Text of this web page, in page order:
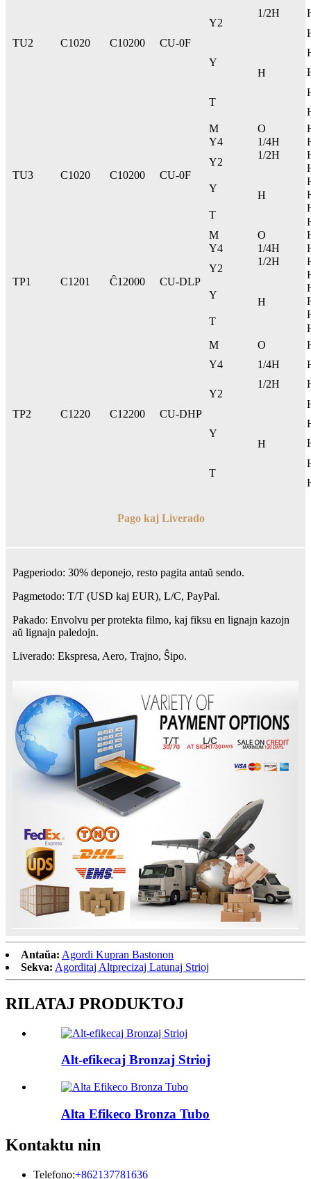
TU2 C1020 C10200 CU-0F
Y2
1/2H
H
Y
T
TU3 C1020 C10200 CU-0F
M O
Y4
1/4H
Y2
1/2H
H
Y
T
TP1 C1201 Ĉ12000 CU-DLP
M O
Y4
1/4H
Y2
1/2H
H
Y
T
TP2 C1220 C12200 CU-DHP
M O
Y4
1/4H
Y2
1/2H
H
Y
T
Pago kaj Liverado
Pagperiodo: 30% deponejo, resto pagita antaŭ sendo.
Pagmetodo: T/T (USD kaj EUR), L/C, PayPal.
Pakado: Envolvu per protekta filmo, kaj fiksu en lignajn kazojn
aŭ lignajn paledojn.
Liverado: Ekspresa, Aero, Trajno, Ŝipo.
Antaŭa: Agordi Kupran Bastonon
Sekva: Agorditaj Altprecizaj Latunaj Strioj
RILATAJ PRODUKTOJ
Alt-efikecaj Bronzaj Strioj
Alta Efikeco Bronza Tubo
Kontaktu nin
Telefono:+862137781636